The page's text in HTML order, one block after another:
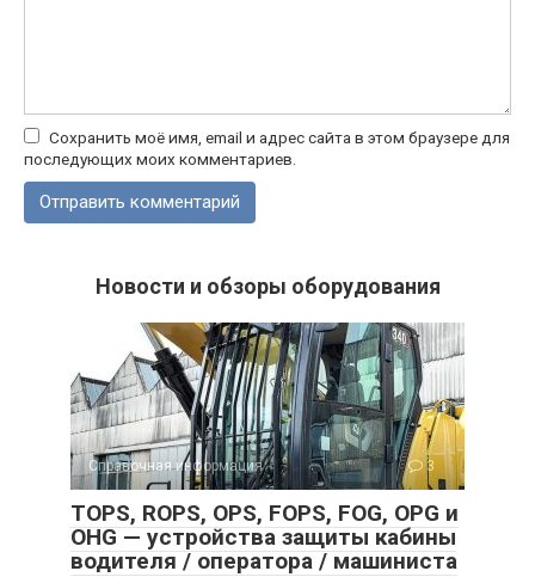
Сохранить моё имя, email и адрес сайта в этом браузере для
последующих моих комментариев.
Новости и обзоры оборудования
Справочная информация 3
TOPS, ROPS, OPS, FOPS, FOG, OPG и
OHG — устройства защиты кабины
водителя / оператора / машиниста